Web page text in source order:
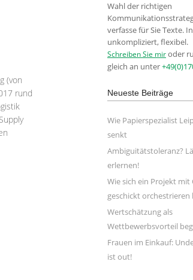
(von
rund
Wahl der richtigen
verfasse für Sie Texte.
unkompliziert, flexibel.
Schreiben Sie miroder
gleich an unter
Neueste Beiträge
Wie Papierspezialist
senkt
Ambiguitätstoleranz?
erlernen!
Wie sich ein Projekt mit
geschickt orchestrieren
Wertschätzung als
Wettbewerbsvorteil
Frauen im Einkauf:
ist out!